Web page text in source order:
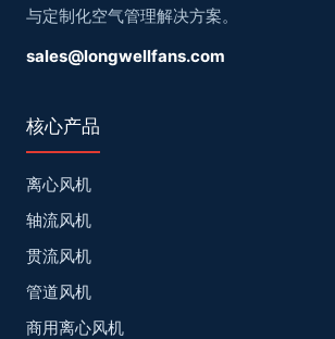
与定制化空气管理解决方案。
sales@longwellfans.com
核心产品
离心风机
轴流风机
贯流风机
管道风机
商用离心风机